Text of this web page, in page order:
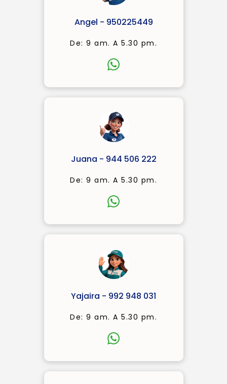
Angel - 950225449
De: 9 am. A 5.30 pm.
Juana - 944 506 222
De: 9 am. A 5.30 pm.
Yajaira - 992 948 031
De: 9 am. A 5.30 pm.